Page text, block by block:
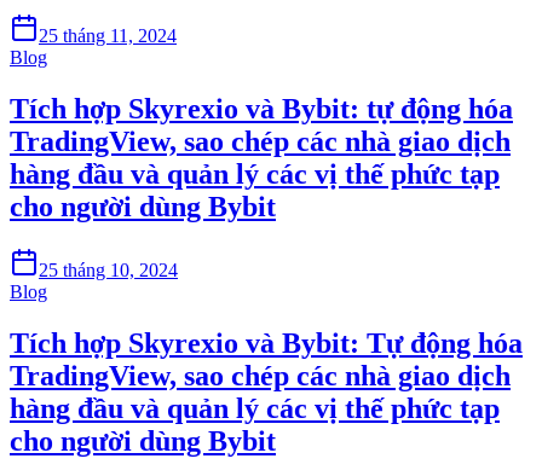
25 tháng 11, 2024
Blog
Tích hợp Skyrexio và Bybit: tự động hóa
TradingView, sao chép các nhà giao dịch
hàng đầu và quản lý các vị thế phức tạp
cho người dùng Bybit
25 tháng 10, 2024
Blog
Tích hợp Skyrexio và Bybit: Tự động hóa
TradingView, sao chép các nhà giao dịch
hàng đầu và quản lý các vị thế phức tạp
cho người dùng Bybit